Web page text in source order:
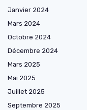
Janvier 2024
Mars 2024
Octobre 2024
Décembre 2024
Mars 2025
Mai 2025
Juillet 2025
Septembre 2025